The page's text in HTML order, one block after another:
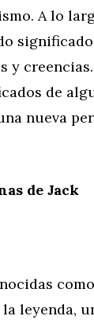
A lo
y
de
nueva
de Jack
leyenda,